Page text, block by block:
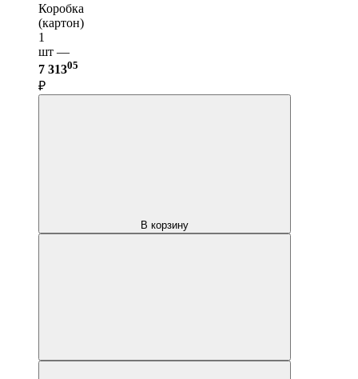
Коробка
(картон)
1
шт —
7 31305
₽
В корзину